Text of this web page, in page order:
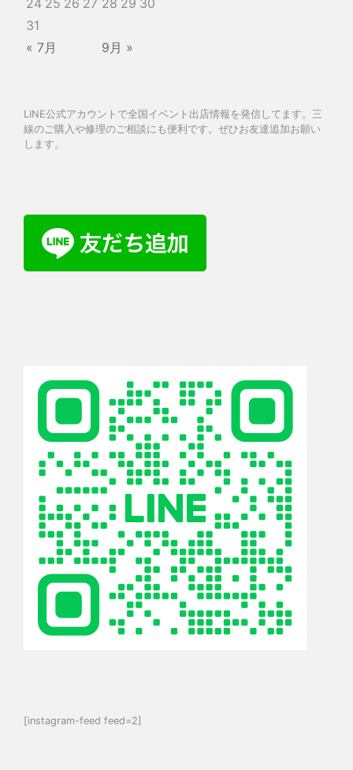
24 25 26 27 28 29 30
31
« 7月
9月 »
LINE公式アカウントで全国イベント出店情報を発信してます。三
線のご購入や修理のご相談にも便利です。ぜひお友達追加お願い
します。
[instagram-feed feed=2]